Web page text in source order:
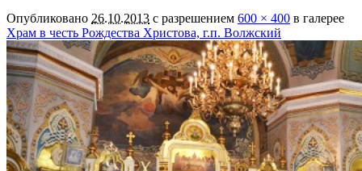
Опубликовано 26.10.2013 с разрешением 600 × 400 в галерее
Храм в честь Рождества Христова, г.п. Волжский